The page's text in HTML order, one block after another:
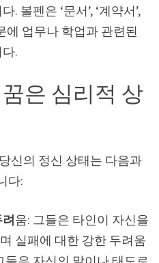
. 볼펜은 ‘문서’, ‘계약서’,
에 업무나 학업과 관련된
.
은 심리적 상
신의 정신 상태는 다음과
다:
움: 그들은 타인이 자신을
실패에 대한 강한 두려움